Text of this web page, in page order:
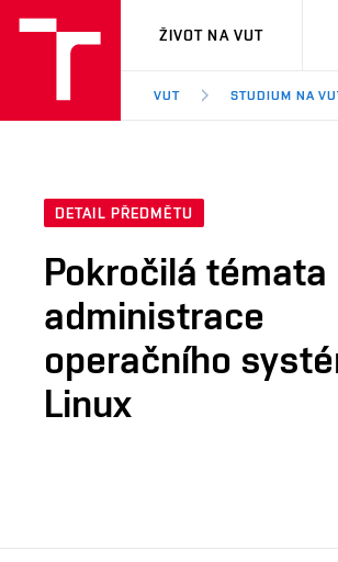
VUT
ŽIVOT NA VUT
VUT STUDIUM NA
DETAIL PŘEDMĚTU
Pokročilá témata
administrace
operačního
Linux